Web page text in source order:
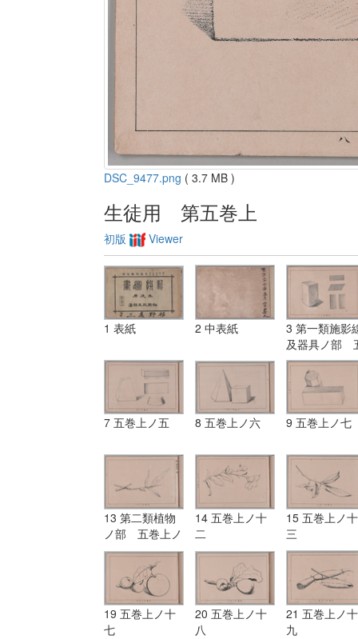
DSC_9477.png ( 3.7 MB )
生徒用 第五巻上
初版 Viewer
1 表紙 2 中表紙
3 第一類施影
及器具ノ部
巻上ノ一
7 五巻上ノ五 8 五巻上ノ六 9 五巻上ノ七
13 第二類植物
ノ部 五巻上ノ
十一
14 五巻上ノ十
二
15 五巻上ノ十
三
19 五巻上ノ十
七
20 五巻上ノ十
八
21 五巻上ノ十
九